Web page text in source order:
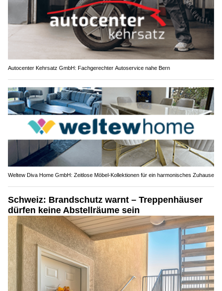
Autocenter Kehrsatz GmbH: Fachgerechter Autoservice nahe Bern
Weltew Diva Home GmbH: Zeitlose Möbel-Kollektionen für ein harmonisches Zuhause
Schweiz: Brandschutz warnt – Treppenhäuser
dürfen keine Abstellräume sein